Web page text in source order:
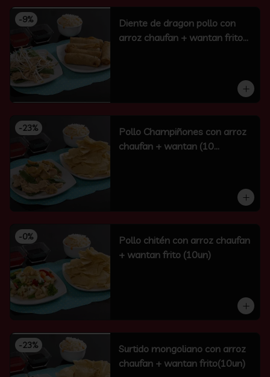
-9%
Diente de dragon pollo con
arroz chaufan + wantan frito
-23%
Pollo Champiñones con arroz
chaufan + wantan (10
-0%
Pollo chitén con arroz chaufan
+ wantan frito (10un)
-23%
Surtido mongoliano con arroz
chaufan + wantan frito(10un)